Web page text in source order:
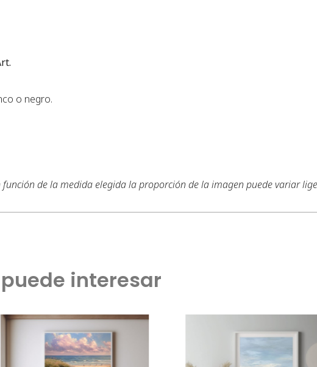
o negro.
de la medida elegida la proporción de la imagen puede variar
puede interesar